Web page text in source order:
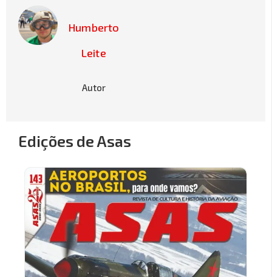
Humberto
Leite
Autor
Edições de Asas